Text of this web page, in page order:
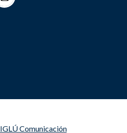
IGLÚ Comunicación